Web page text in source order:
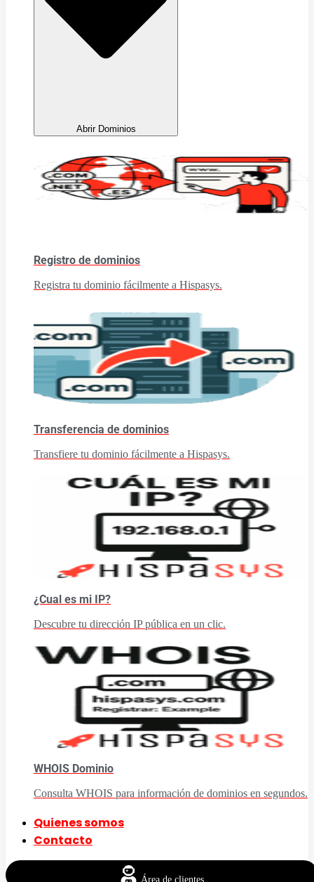
Abrir Dominios
Registro de dominios
Registra tu dominio fácilmente a Hispasys.
Transferencia de dominios
Transfiere tu dominio fácilmente a Hispasys.
¿Cual es mi IP?
Descubre tu dirección IP pública en un clic.
WHOIS Dominio
Consulta WHOIS para información de dominios en segundos.
Quienes somos
Contacto
Área de clientes